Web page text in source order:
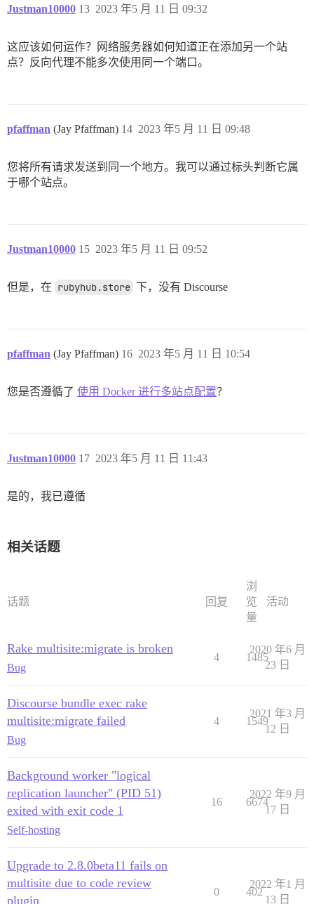
           database: discourse_rubyhub
           db_id: 2
           host_names:
             - rubyhub.store
Justman10000 2023 年5 月 11 日 09:32
13
这应该如何运作？网络服务器如何知道正在添加另一个站
点？反向代理不能多次使用同一个端口。
pfaffman (Jay Pfaffman) 2023 年5 月 11 日 09:48
14
您将所有请求发送到同一个地方。我可以通过标头判断它属
于哪个站点。
Justman10000 2023 年5 月 11 日 09:52
15
但是，在 rubyhub.store 下，没有 Discourse
pfaffman (Jay Pfaffman) 2023 年5 月 11 日 10:54
16
您是否遵循了 使用 Docker 进行多站点配置？
Justman10000 2023 年5 月 11 日 11:43
17
是的，我已遵循
相关话题
话题 回复
浏
览
量
活动
Rake multisite:migrate is broken
Bug
4 1485
2020 年6 月
23 日
Discourse bundle exec rake
multisite:migrate failed
Bug
4 1549
2021 年3 月
12 日
Background worker "logical
replication launcher" (PID 51)
exited with exit code 1
Self-hosting
16 6674
2022 年9 月
17 日
Upgrade to 2.8.0beta11 fails on
multisite due to code review
plugin
0 402
2022 年1 月
13 日